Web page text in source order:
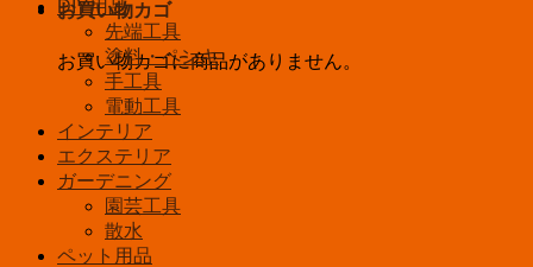
お買い物カゴ
お買い物カゴに商品がありません。
DIY用品
先端工具
塗料・ペンキ
手工具
電動工具
インテリア
エクステリア
ガーデニング
園芸工具
散水
ペット用品